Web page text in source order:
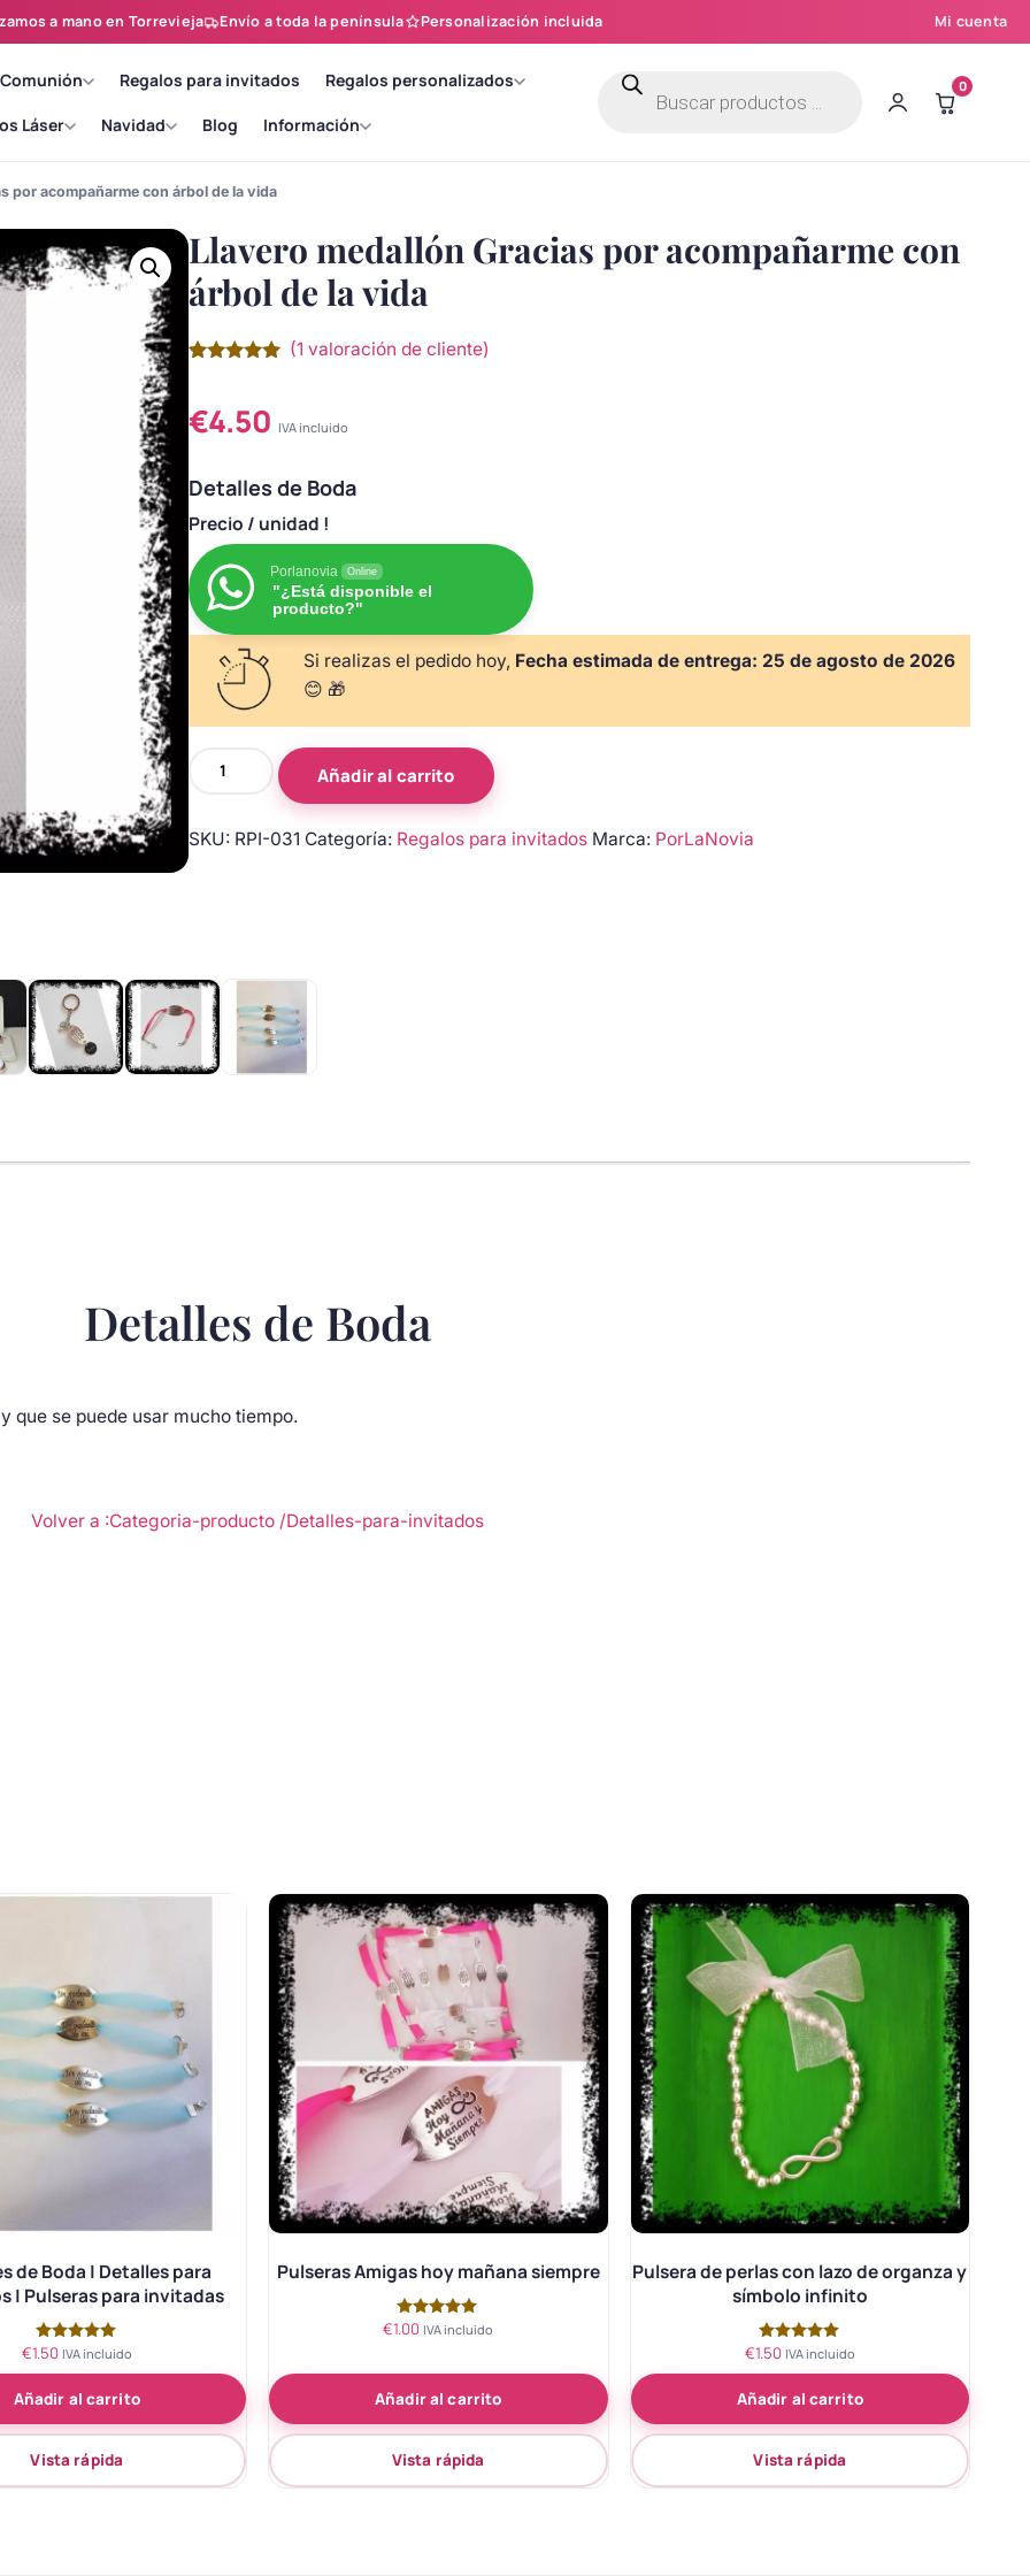
a mano en Torrevieja Envío a toda la península Personalización incluida Mi cuenta
Regalos para invitados Regalos personalizados
Láser Navidad Blog Información
Búsqueda
productos
0
por acompañarme con árbol de la vida
Llavero medallón Gracias por acompañarme con
árbol de la vida
5 en base
avaloración
(1 valoración de cliente)
€4.50 IVA incluido
Detalles de Boda
Precio / unidad !
Porlanovia Online
"¿Está disponible el
producto?"
Si realizas el pedido hoy, Fecha estimada de entrega: 25 de agosto de 2026
😊 🎁
Llavero
por
la
vida
cantidad
Añadir al carrito
SKU: RPI-031 Categoría: Regalos para invitados Marca: PorLaNovia
Detalles de Boda
que se puede usar mucho tiempo.
Volver a :Categoria-producto /Detalles-para-invitados
de Boda | Detalles para
| Pulseras para invitadas
Valorado
de 5
€1.50 IVA incluido
Añadir al carrito
Vista rápida
Pulseras Amigas hoy mañana siempre
Valorado
de 5
€1.00 IVA incluido
Añadir al carrito
Vista rápida
Pulsera de perlas con lazo de organza y
símbolo infinito
Valorado
de 5
€1.50 IVA incluido
Añadir al carrito
Vista rápida